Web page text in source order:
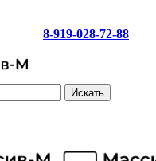
8-919-028-72-88
Искать